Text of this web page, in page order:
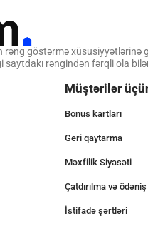
rəng göstərmə xüsusiyyətlərinə
saytdakı rəngindən fərqli ola
Müştərilər
Bonus kartları
Geri qaytarma
Məxfilik Siyasəti
Çatdırılma və ödəniş
İstifadə şərtləri